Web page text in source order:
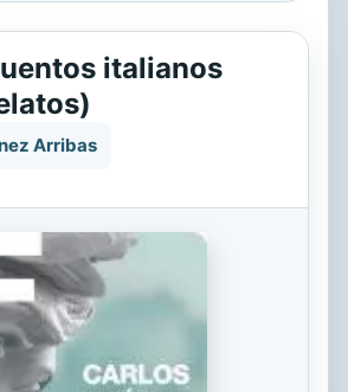
italianos
Arribas